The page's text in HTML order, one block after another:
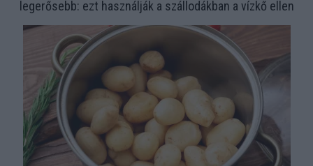
legerősebb: ezt használják a szállodákban a vízkő ellen